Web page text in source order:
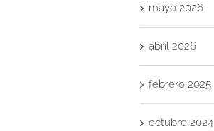
mayo 2026
abril 2026
febrero 2025
octubre 2024